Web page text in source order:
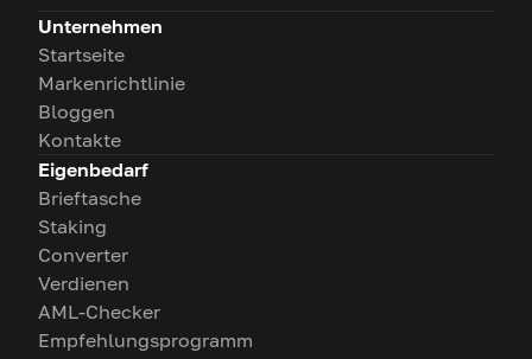
Unternehmen
Startseite
Markenrichtlinie
Bloggen
Kontakte
Eigenbedarf
Brieftasche
Staking
Converter
Verdienen
AML-Checker
Empfehlungsprogramm